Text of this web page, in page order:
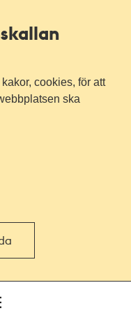
cookies, för att
ska